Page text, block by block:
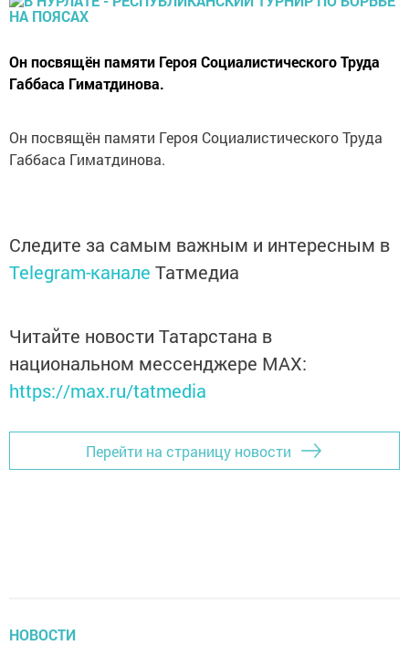
Он посвящён памяти Героя Социалистического Труда
Габбаса Гиматдинова.
Он посвящён памяти Героя Социалистического Труда
Габбаса Гиматдинова.
Следите за самым важным и интересным в
Telegram-канале Татмедиа
Читайте новости Татарстана в
национальном мессенджере MАХ:
https://max.ru/tatmedia
Перейти на страницу новости
НОВОСТИ